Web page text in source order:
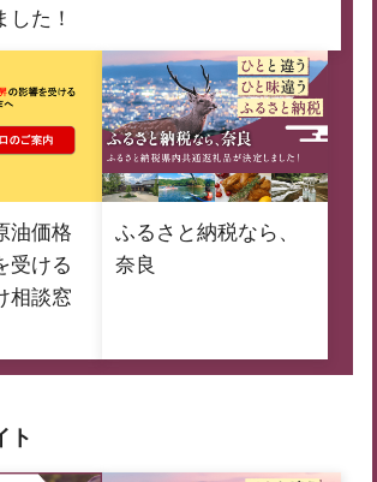
した！
油価格
受ける
相談窓
ふるさと納税なら、
奈良
ト